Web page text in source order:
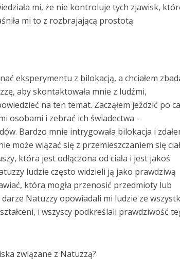
mi, że nie kontroluje tych zjawisk,
mi to z rozbrajającą prostotą.
eksperymentu z bilokacją, a chciałem
aby skontaktowała mnie z ludźmi,
na ten temat. Zacząłem jeździć po
osobami i zebrać ich świadectwa –
Bardzo mnie intrygowała bilokacja i
może wiązać się z przemieszczaniem się
która jest odłączona od ciała i jest jakoś
ludzie często widzieli ją jako prawdziwą
która mogła przenosić przedmioty lub
Natuzzy opowiadali mi ludzie ze
i wszyscy podkreślali prawdziwość
związane z Natuzzą?